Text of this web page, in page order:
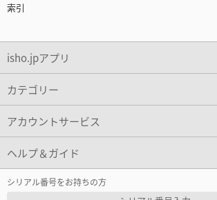
索引
isho.jpアプリ
カテゴリー
アカウントサービス
ヘルプ＆ガイド
シリアル番号をお持ちの方